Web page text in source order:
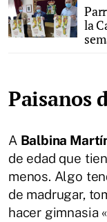
la
Paisanos
A Balbina
de edad que
menos. Algo
de madrugar,
hacer gimnasia